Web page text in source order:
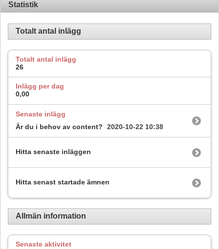
Statistik
Totalt antal inlägg
Totalt antal inlägg
26
Inlägg per dag
0,00
Senaste inlägg
Är du i behov av content?
2020-10-22 10:38
Hitta senaste inläggen
Hitta senast startade ämnen
Allmän information
Senaste aktivitet